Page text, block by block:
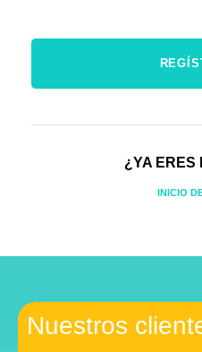
¿YA ERES
INICIO
Nuestros